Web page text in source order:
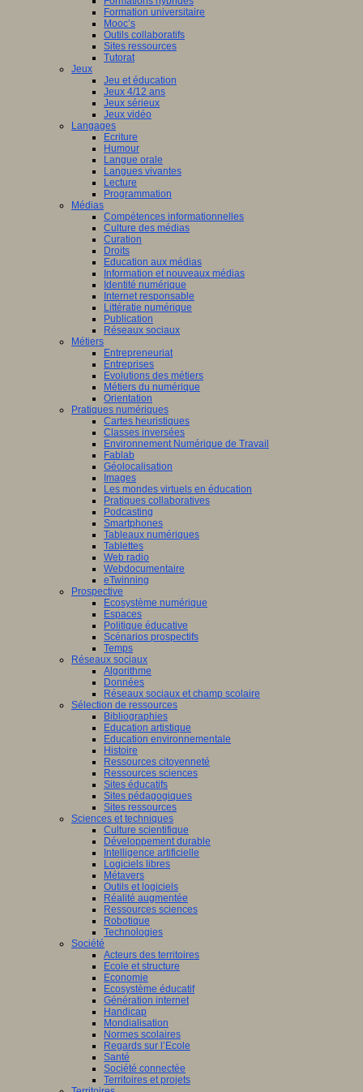
Formation universitaire
Mooc’s
Outils collaboratifs
Sites ressources
Tutorat
Jeux
Jeu et éducation
Jeux 4/12 ans
Jeux sérieux
Jeux vidéo
Langages
Ecriture
Humour
Langue orale
Langues vivantes
Lecture
Programmation
Médias
Compétences informationnelles
Culture des médias
Curation
Droits
Education aux médias
Information et nouveaux médias
Identité numérique
Internet responsable
Littératie numérique
Publication
Réseaux sociaux
Métiers
Entrepreneuriat
Entreprises
Evolutions des métiers
Métiers du numérique
Orientation
Pratiques numériques
Cartes heuristiques
Classes inversées
Environnement Numérique de Travail
Fablab
Géolocalisation
Images
Les mondes virtuels en éducation
Pratiques collaboratives
Podcasting
Smartphones
Tableaux numériques
Tablettes
Web radio
Webdocumentaire
eTwinning
Prospective
Ecosystème numérique
Espaces
Politique éducative
Scénarios prospectifs
Temps
Réseaux sociaux
Algorithme
Données
Réseaux sociaux et champ scolaire
Sélection de ressources
Bibliographies
Education artistique
Education environnementale
Histoire
Ressources citoyenneté
Ressources sciences
Sites éducatifs
Sites pédagogiques
Sites ressources
Sciences et techniques
Culture scientifique
Développement durable
Intelligence artificielle
Logiciels libres
Métavers
Outils et logiciels
Réalité augmentée
Ressources sciences
Robotique
Technologies
Société
Acteurs des territoires
Ecole et structure
Economie
Ecosystème éducatif
Génération internet
Handicap
Mondialisation
Normes scolaires
Regards sur l’Ecole
Santé
Société connectée
Territoires et projets